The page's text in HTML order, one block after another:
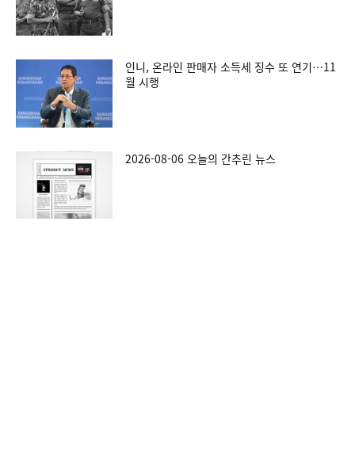
인니, 온라인 판매자 소득세 징수 또 연기…11
월 시행
2026-08-06 오늘의 간추린 뉴스